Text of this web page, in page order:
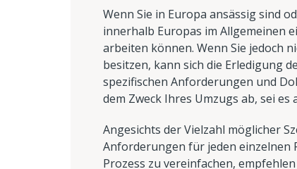
Wenn Sie in Europa ansässig sind
innerhalb Europas im Allgemeinen
arbeiten können. Wenn Sie jedoch
besitzen, kann sich die Erledigung
spezifischen Anforderungen und
dem Zweck Ihres Umzugs ab, sei
Angesichts der Vielzahl möglicher
Anforderungen für jeden einzelnen
Prozess zu vereinfachen,